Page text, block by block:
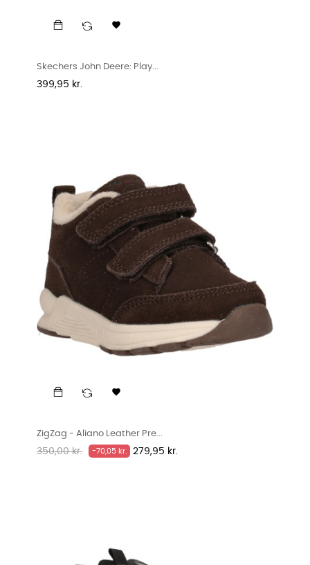

Skechers John Deere: Play...
Pris
399,95 kr.

ZigZag - Aliano Leather Pre...
Normalpris
350,00 kr. -70,05 kr. Pris
279,95 kr.